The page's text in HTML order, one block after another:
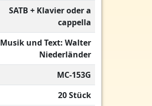
SATB + Klavier oder a
cappella
Musik und Text: Walter
Niederländer
MC-153G
20 Stück